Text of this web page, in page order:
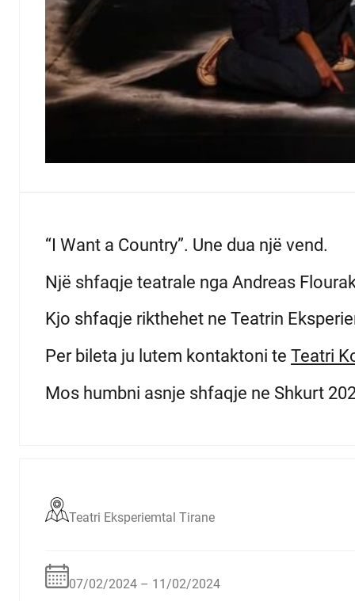
“I Want a Country”. Une dua një vend.
Një shfaqje teatrale nga Andreas
Kjo shfaqje rikthehet ne Teatrin
Per bileta ju lutem kontaktoni te Teatri
Mos humbni asnje shfaqje ne Shkurt
Teatri Eksperiemtal Tirane
07/02/2024 – 11/02/2024